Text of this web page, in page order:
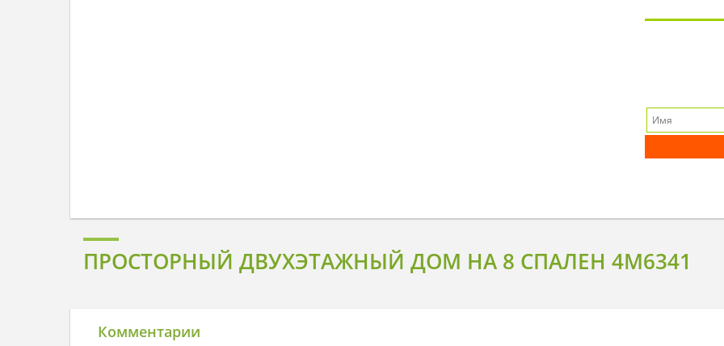
ПРОСТОРНЫЙ ДВУХЭТАЖНЫЙ ДОМ НА 8 СПАЛЕН 4M6341
Комментарии